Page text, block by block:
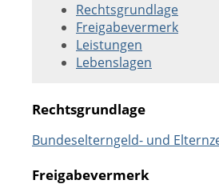
Rechtsgrundlage
Freigabevermerk
Leistungen
Lebenslagen
Rechtsgrundlage
Bundeselterngeld- und
Freigabevermerk